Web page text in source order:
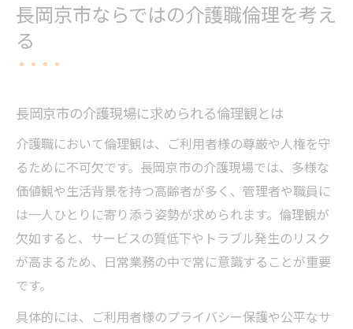
長岡京市ならではの介護職倫理を考え
る
長岡京市の介護現場に求められる倫理観とは
介護職において倫理観は、ご利用者様の尊厳や人権を守
るために不可欠です。長岡京市の介護現場では、多様な
価値観や生活背景を持つ高齢者が多く、管理者や職員に
は一人ひとりに寄り添う姿勢が求められます。倫理観が
欠如すると、サービスの質低下やトラブル発生のリスク
が高まるため、日常業務の中で常に意識することが重要
です。
具体的には、ご利用者様のプライバシー保護や公平なサ